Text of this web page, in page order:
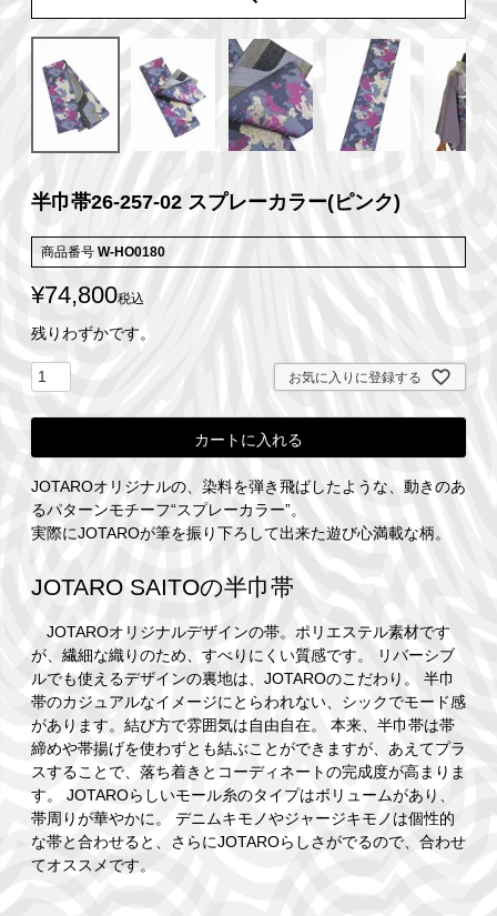
半巾帯26-257-02 スプレーカラー(ピンク)
商品番号 W-HO0180
¥74,800税込
残りわずかです。
お気に入りに登録する
カートに入れる
JOTAROオリジナルの、染料を弾き飛ばしたような、動きのあ
るパターンモチーフ“スプレーカラー”。
実際にJOTAROが筆を振り下ろして出来た遊び心満載な柄。
JOTARO SAITOの半巾帯
JOTAROオリジナルデザインの帯。ポリエステル素材です
が、繊細な織りのため、すべりにくい質感です。 リバーシブ
ルでも使えるデザインの裏地は、JOTAROのこだわり。 半巾
帯のカジュアルなイメージにとらわれない、シックでモード感
があります。結び方で雰囲気は自由自在。 本来、半巾帯は帯
締めや帯揚げを使わずとも結ぶことができますが、あえてプラ
スすることで、落ち着きとコーディネートの完成度が高まりま
す。 JOTAROらしいモール糸のタイプはボリュームがあり、
帯周りが華やかに。 デニムキモノやジャージキモノは個性的
な帯と合わせると、さらにJOTAROらしさがでるので、合わせ
てオススメです。